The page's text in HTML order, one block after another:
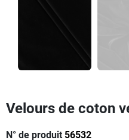
Velours de coton
N° de produit 56532